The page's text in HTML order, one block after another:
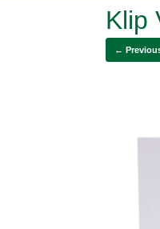
Klip
←